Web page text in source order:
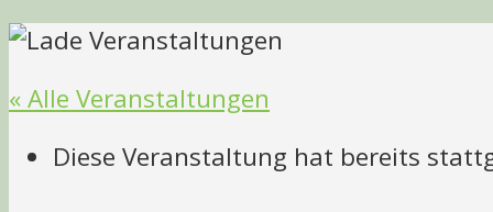
« Alle Veranstaltungen
Diese Veranstaltung hat bereits